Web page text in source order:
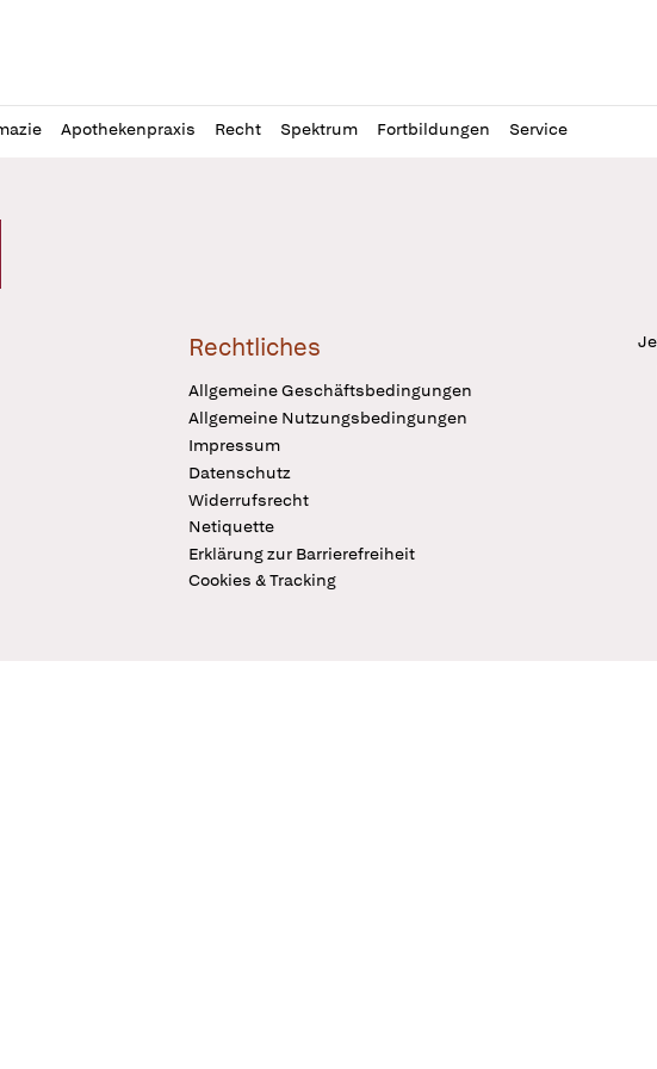
Apothekenpraxis Recht Spektrum Fortbildungen Service
Logo
Rechtliches
Allgemeine Geschäftsbedingungen
Allgemeine Nutzungsbedingungen
Impressum
Datenschutz
Widerrufsrecht
Netiquette
Erklärung zur Barrierefreiheit
Cookies & Tracking